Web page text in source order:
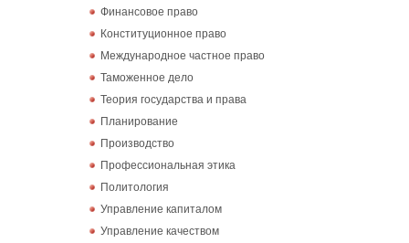
Финансовое право
Конституционное право
Международное частное право
Таможенное дело
Теория государства и права
Планирование
Производство
Профессиональная этика
Политология
Управление капиталом
Управление качеством